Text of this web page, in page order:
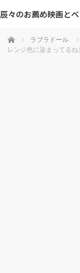
辰々のお薦め映画と
ホーム ラブラドール
レンジ色に染まってるね